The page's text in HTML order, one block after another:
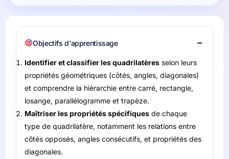
Objectifs d'apprentissage
Identifier et classifier les quadrilatères selon leurs
propriétés géométriques (côtés, angles, diagonales)
et comprendre la hiérarchie entre carré, rectangle,
losange, parallélogramme et trapèze.
Maîtriser les propriétés spécifiques de chaque
type de quadrilatère, notamment les relations entre
côtés opposés, angles consécutifs, et propriétés des
diagonales.